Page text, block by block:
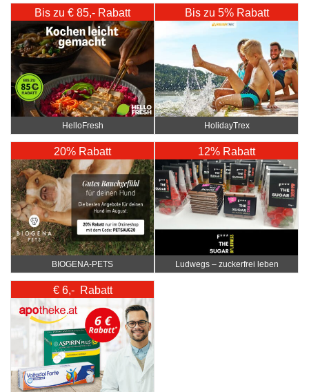
Bis zu € 85,- Rabatt
HelloFresh
Bis zu 5% Rabatt
HolidayTrex
20% Rabatt
BIOGENA-PETS
12% Rabatt
Ludwegs – zuckerfrei leben
€ 6,- Rabatt